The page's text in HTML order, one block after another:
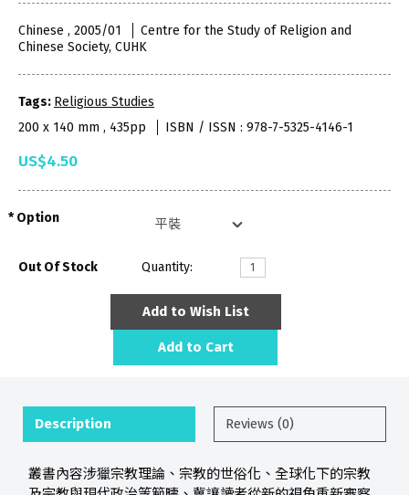
Chinese , 2005/01
Centre for the Study of Religion and
Chinese Society, CUHK
Tags: Religious Studies
200 x 140 mm , 435pp
ISBN / ISSN : 978-7-5325-4146-1
US$4.50
Option
Out Of Stock Quantity:
Add to Wish List
Add to Cart
Description Reviews (0)
叢書內容涉獵宗教理論、宗教的世俗化、全球化下的宗教